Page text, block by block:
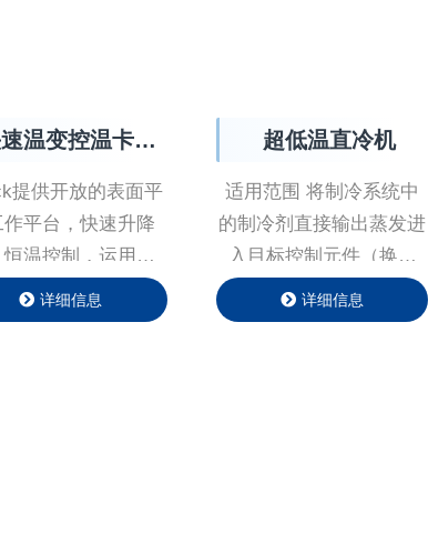
温变控温卡盘
提供开放的表⾯平
作平台，快速升降
温控制，运⽤于
件和⾼密度功率器
，也可以运⽤于实
详细信息
超低温直冷机
适用范围 将制冷系统中
的制冷剂直接输出蒸发进
⼊⽬标控制元件（换热
器）换热，从⽽使⽬标控
制对象降温。具备换热能
详细信息